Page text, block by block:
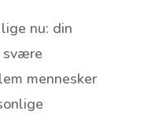
nu: din
svære
mennesker